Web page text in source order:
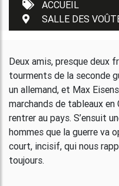
ACCUEIL
SALLE DES
Deux amis, presque deux
tourments de la seconde
un allemand, et Max
marchands de tableaux
rentrer au pays. S’ensuit
hommes que la guerre va
court, incisif, qui nous
toujours.